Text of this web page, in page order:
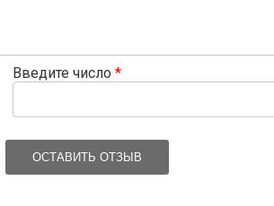
Введите число *
ОСТАВИТЬ ОТЗЫВ